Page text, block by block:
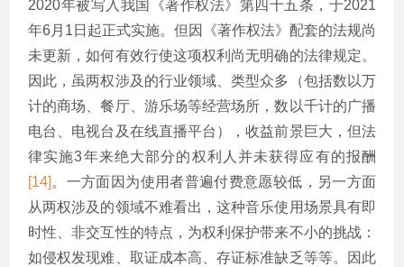
2020年被写入我国《著作权法》第四十五条，于2021
年6月1日起正式实施。但因《著作权法》配套的法规尚
未更新，如何有效行使这项权利尚无明确的法律规定。
因此，虽两权涉及的行业领域、类型众多（包括数以万
计的商场、餐厅、游乐场等经营场所，数以千计的广播
电台、电视台及在线直播平台），收益前景巨大，但法
律实施3年来绝大部分的权利人并未获得应有的报酬
[14] 。一方面因为使用者普遍付费意愿较低，另一方面
从两权涉及的领域不难看出，这种音乐使用场景具有即
时性、非交互性的特点，为权利保护带来不小的挑战：
如侵权发现难、取证成本高、存证标准缺乏等等。因此